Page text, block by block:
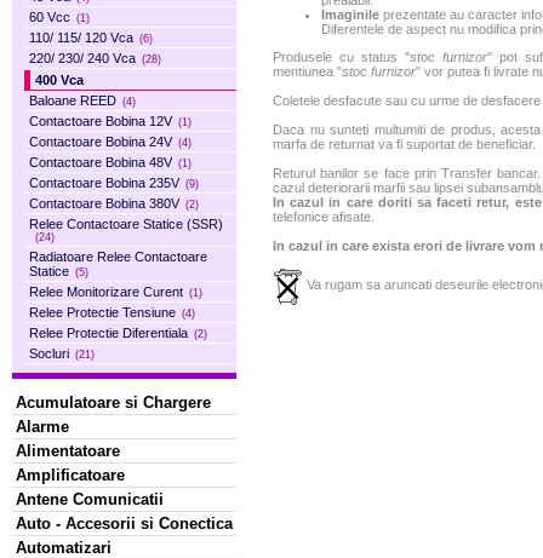
60 Vcc (1)
110/ 115/ 120 Vca (6)
220/ 230/ 240 Vca (28)
400 Vca
Baloane REED (4)
Contactoare Bobina 12V (1)
Contactoare Bobina 24V (4)
Contactoare Bobina 48V (1)
Contactoare Bobina 235V (9)
Contactoare Bobina 380V (2)
Relee Contactoare Statice (SSR)
(24)
Radiatoare Relee Contactoare
Statice (5)
Relee Monitorizare Curent (1)
Relee Protectie Tensiune (4)
Relee Protectie Diferentiala (2)
Socluri (21)
Acumulatoare si Chargere
Alarme
Alimentatoare
Amplificatoare
Antene Comunicatii
Auto - Accesorii si Conectica
Automatizari
Imaginile prezentate au caracter
Diferentele de aspect nu modifica
Produsele cu status "stoc furnizor" pot
mentiunea "stoc furnizor" vor putea fi livrate
Coletele desfacute sau cu urme de
Daca nu sunteti multumiti de produs,
marfa de returnat va fi suportat de beneficiar.
Returul banilor se face prin Transfer
cazul deteriorarii marfii sau lipsei
In cazul in care doriti sa faceti retur,
telefonice afisate.
In cazul in care exista erori de livrare
Va rugam sa aruncati deseurile